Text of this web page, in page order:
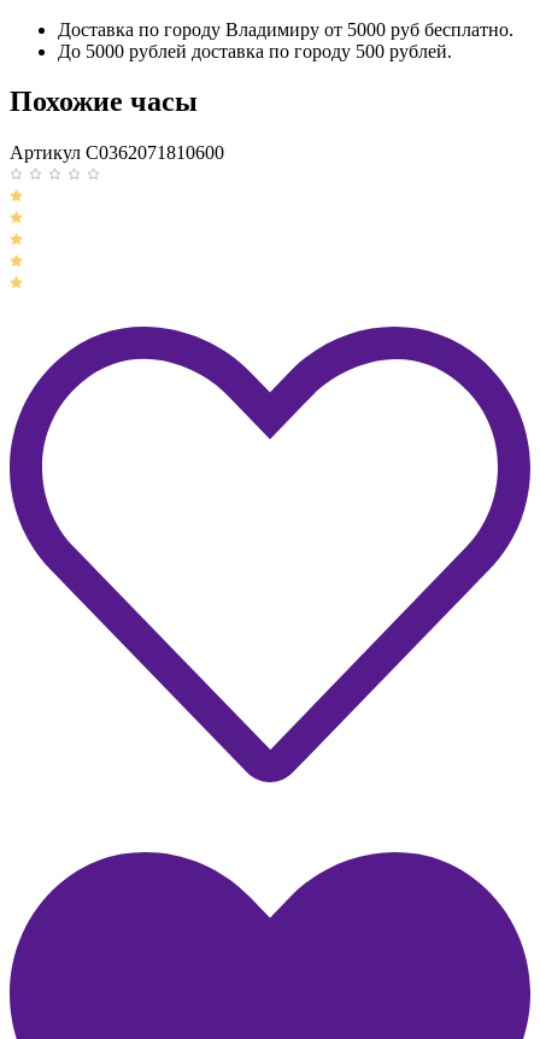
Доставка по городу Владимиру от 5000 руб бесплатно.
До 5000 рублей доставка по городу 500 рублей.
Похожие часы
Артикул C0362071810600